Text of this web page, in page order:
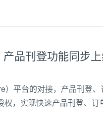
品刊登功能同步上
平台的对接，产品刊登
，实现快速产品刊登、